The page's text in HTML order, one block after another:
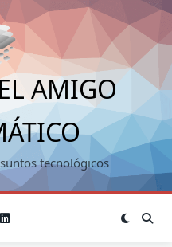
AMIGO
tecnológicos